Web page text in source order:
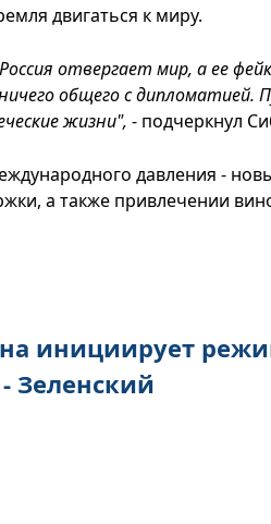
двигаться к миру.
отвергает мир, а ее
общего с дипломатией.
жизни", - подчеркнул
давления -
а также привлечении
инициирует
Зеленский